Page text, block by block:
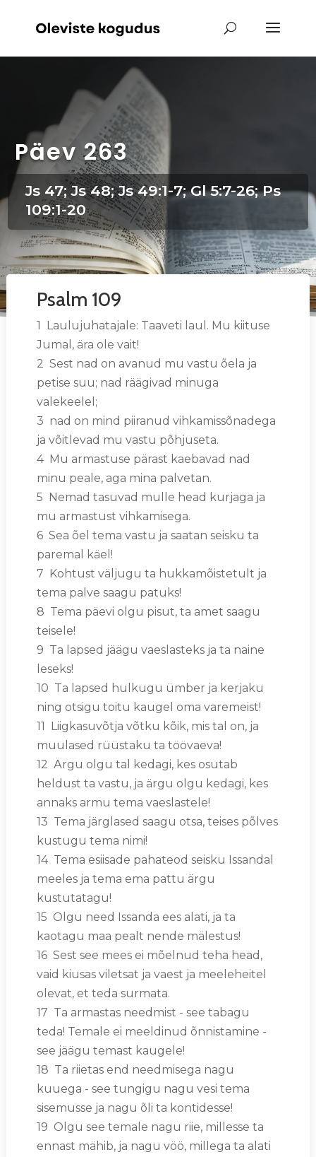
Päev 263
Js 47; Js 48; Js 49:1-7; Gl 5:7-26; Ps
109:1-20
Psalm 109
1 Laulujuhatajale: Taaveti laul. Mu kiituse
Jumal, ära ole vait!
2 Sest nad on avanud mu vastu õela ja
petise suu; nad räägivad minuga
valekeelel;
3 nad on mind piiranud vihkamissõnadega
ja võitlevad mu vastu põhjuseta.
4 Mu armastuse pärast kaebavad nad
minu peale, aga mina palvetan.
5 Nemad tasuvad mulle head kurjaga ja
mu armastust vihkamisega.
6 Sea õel tema vastu ja saatan seisku ta
paremal käel!
7 Kohtust väljugu ta hukkamõistetult ja
tema palve saagu patuks!
8 Tema päevi olgu pisut, ta amet saagu
teisele!
9 Ta lapsed jäägu vaeslasteks ja ta naine
leseks!
10 Ta lapsed hulkugu ümber ja kerjaku
ning otsigu toitu kaugel oma varemeist!
11 Liigkasuvõtja võtku kõik, mis tal on, ja
muulased rüüstaku ta töövaeva!
12 Ärgu olgu tal kedagi, kes osutab
heldust ta vastu, ja ärgu olgu kedagi, kes
annaks armu tema vaeslastele!
13 Tema järglased saagu otsa, teises põlves
kustugu tema nimi!
14 Tema esiisade pahateod seisku Issandal
meeles ja tema ema pattu ärgu
kustutatagu!
15 Olgu need Issanda ees alati, ja ta
kaotagu maa pealt nende mälestus!
16 Sest see mees ei mõelnud teha head,
vaid kiusas viletsat ja vaest ja meeleheitel
olevat, et teda surmata.
17 Ta armastas needmist - see tabagu
teda! Temale ei meeldinud õnnistamine -
see jäägu temast kaugele!
18 Ta riietas end needmisega nagu
kuuega - see tungigu nagu vesi tema
sisemusse ja nagu õli ta kontidesse!
19 Olgu see temale nagu riie, millesse ta
ennast mähib, ja nagu vöö, millega ta alati